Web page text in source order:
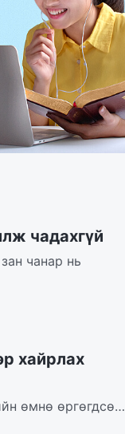
чадахгүй
чанар нь
хайрлах
өмнө өргөгдсөн.